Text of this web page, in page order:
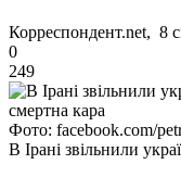
Корреспондент.net, 8
0
249
Фото: facebook.com/
В Ірані звільнили